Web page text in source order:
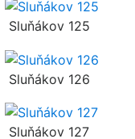
Sluňákov 125
Sluňákov 126
Sluňákov 127